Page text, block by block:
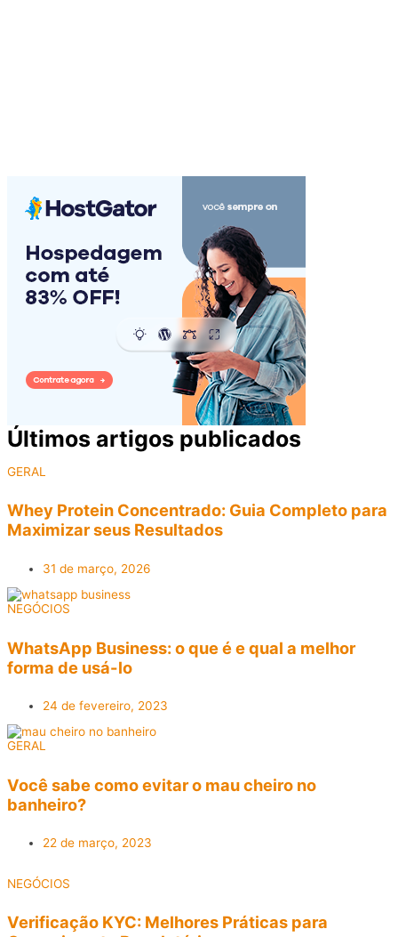
Últimos artigos publicados​
GERAL
Whey Protein Concentrado: Guia Completo para
Maximizar seus Resultados
31 de março, 2026
NEGÓCIOS
WhatsApp Business: o que é e qual a melhor
forma de usá-lo
24 de fevereiro, 2023
GERAL
Você sabe como evitar o mau cheiro no
banheiro?
22 de março, 2023
NEGÓCIOS
Verificação KYC: Melhores Práticas para